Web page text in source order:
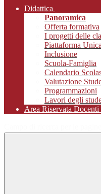
Didattica
Panoramica
Offerta formativa
I progetti delle
Piattaforma Unica
Inclusione
Scuola-Famiglia
Calendario
Valutazione
Programmazioni
Lavori degli
Area Riservata Docenti